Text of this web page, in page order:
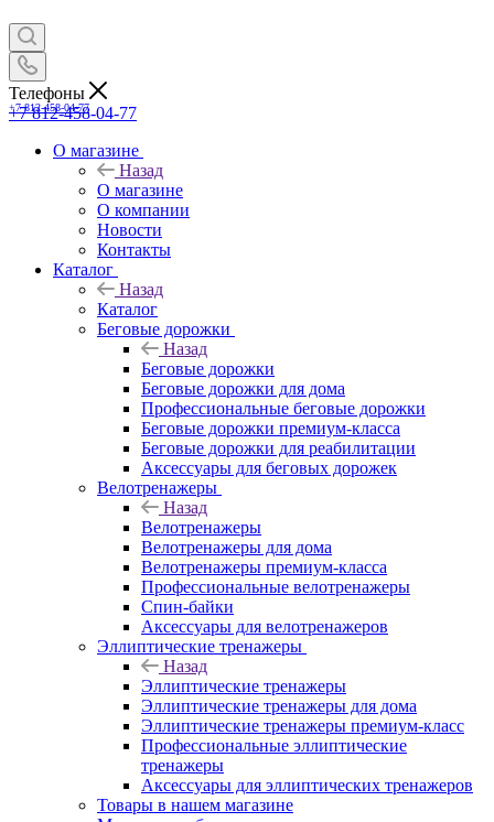
+7 812-458-04-77
Телефоны
+7 812-458-04-77
О магазине
Назад
О магазине
О компании
Новости
Контакты
Каталог
Назад
Каталог
Беговые дорожки
Назад
Беговые дорожки
Беговые дорожки для дома
Профессиональные беговые дорожки
Беговые дорожки премиум-класса
Беговые дорожки для реабилитации
Аксессуары для беговых дорожек
Велотренажеры
Назад
Велотренажеры
Велотренажеры для дома
Велотренажеры премиум-класса
Профессиональные велотренажеры
Спин-байки
Аксессуары для велотренажеров
Эллиптические тренажеры
Назад
Эллиптические тренажеры
Эллиптические тренажеры для дома
Эллиптические тренажеры премиум-класс
Профессиональные эллиптические
тренажеры
Аксессуары для эллиптических тренажеров
Товары в нашем магазине